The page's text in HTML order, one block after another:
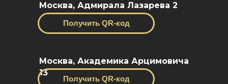
Москва, Адмирала Лазарева 2
Получить QR-код
Москва, Академика Арцимовича
13
Получить QR-код